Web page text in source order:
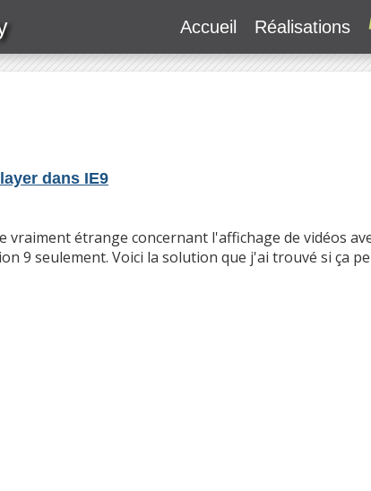
Accueil Réalisations
dans IE9
vraiment étrange concernant l'affichage de vidéos
9 seulement. Voici la solution que j'ai trouvé si ça